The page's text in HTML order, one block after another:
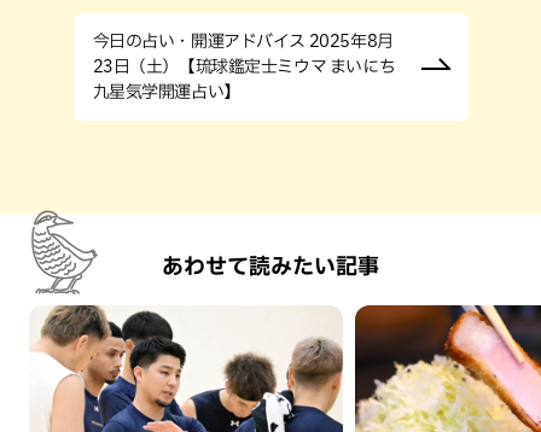
今日の占い・開運アドバイス 2025年8月
23日（土）【琉球鑑定士ミウマ まいにち
九星気学開運占い】
あわせて読みたい記事